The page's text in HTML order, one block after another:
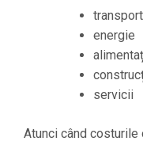
transport
energie
servicii
Atunci când